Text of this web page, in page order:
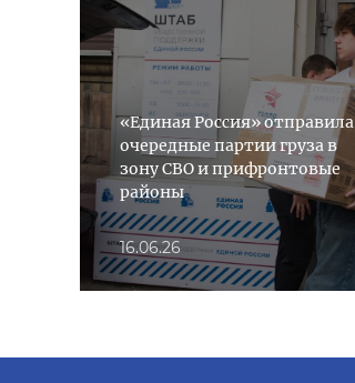
«Единая Россия» отправила
очередные партии груза в
зону СВО и прифронтовые
районы
16.06.26